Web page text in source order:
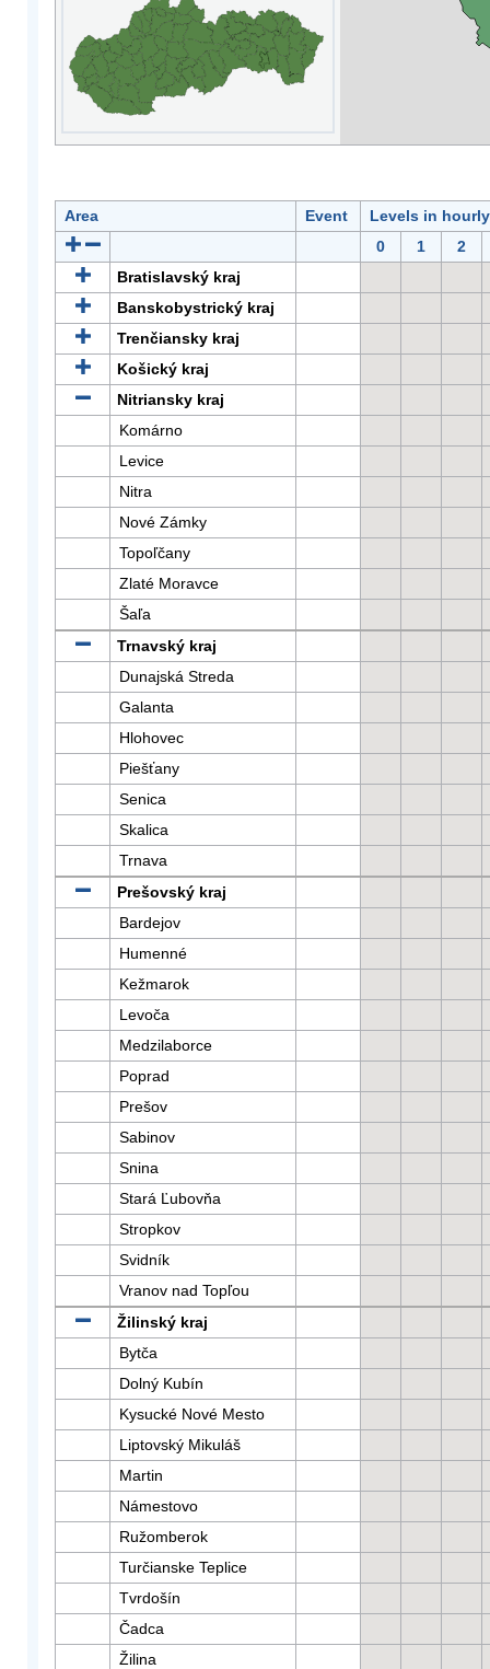
Area Event
Levels in
0
1
2
Bratislavský kraj
Banskobystrický kraj
Trenčiansky kraj
Košický kraj
Nitriansky kraj
Komárno
Levice
Nitra
Nové Zámky
Topoľčany
Zlaté Moravce
Šaľa
Trnavský kraj
Dunajská Streda
Galanta
Hlohovec
Piešťany
Senica
Skalica
Trnava
Prešovský kraj
Bardejov
Humenné
Kežmarok
Levoča
Medzilaborce
Poprad
Prešov
Sabinov
Snina
Stará Ľubovňa
Stropkov
Svidník
Vranov nad Topľou
Žilinský kraj
Bytča
Dolný Kubín
Kysucké Nové Mesto
Liptovský Mikuláš
Martin
Námestovo
Ružomberok
Turčianske Teplice
Tvrdošín
Čadca
Žilina